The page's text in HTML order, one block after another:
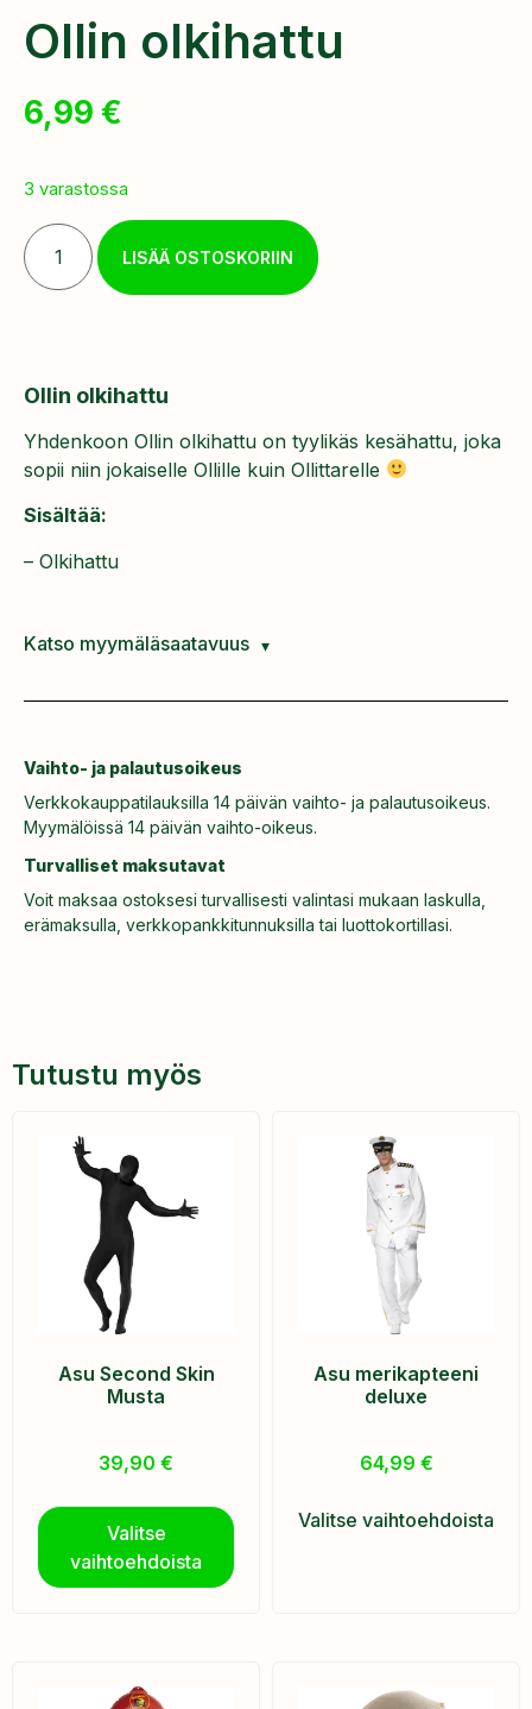
Ollin olkihattu
6,99 €
3 varastossa
LISÄÄ OSTOSKORIIN
Ollin olkihattu
Yhdenkoon Ollin olkihattu on tyylikäs kesähattu, joka
sopii niin jokaiselle Ollille kuin Ollittarelle
Sisältää:
– Olkihattu
Katso myymäläsaatavuus
Vaihto- ja palautusoikeus
Verkkokauppatilauksilla 14 päivän vaihto- ja palautusoikeus.
Myymälöissä 14 päivän vaihto-oikeus.
Turvalliset maksutavat
Voit maksaa ostoksesi turvallisesti valintasi mukaan laskulla,
erämaksulla, verkkopankkitunnuksilla tai luottokortillasi.
Tutustu myös
Asu Second Skin
Musta
39,90 €
Valitse
vaihtoehdoista
Asu merikapteeni
deluxe
64,99 €
Valitse vaihtoehdoista